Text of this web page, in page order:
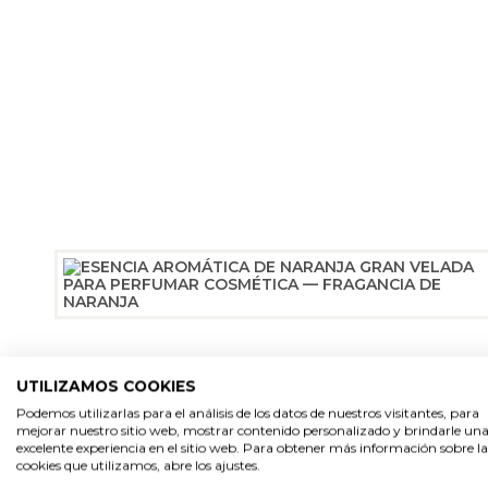
UTILIZAMOS COOKIES
Podemos utilizarlas para el análisis de los datos de nuestros visitantes, para
mejorar nuestro sitio web, mostrar contenido personalizado y brindarle una
excelente experiencia en el sitio web. Para obtener más información sobre
cookies que utilizamos, abre los ajustes.